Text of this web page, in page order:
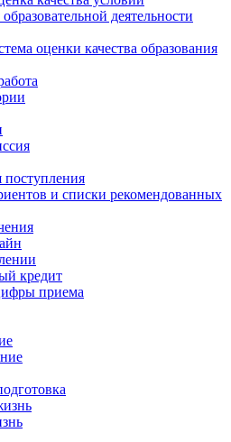
деятельности
оценки качества образования
и списки рекомендованных
кредит
приема